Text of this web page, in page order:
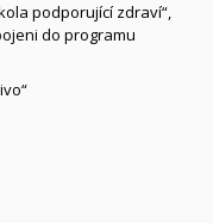
podporující zdraví“,
do programu